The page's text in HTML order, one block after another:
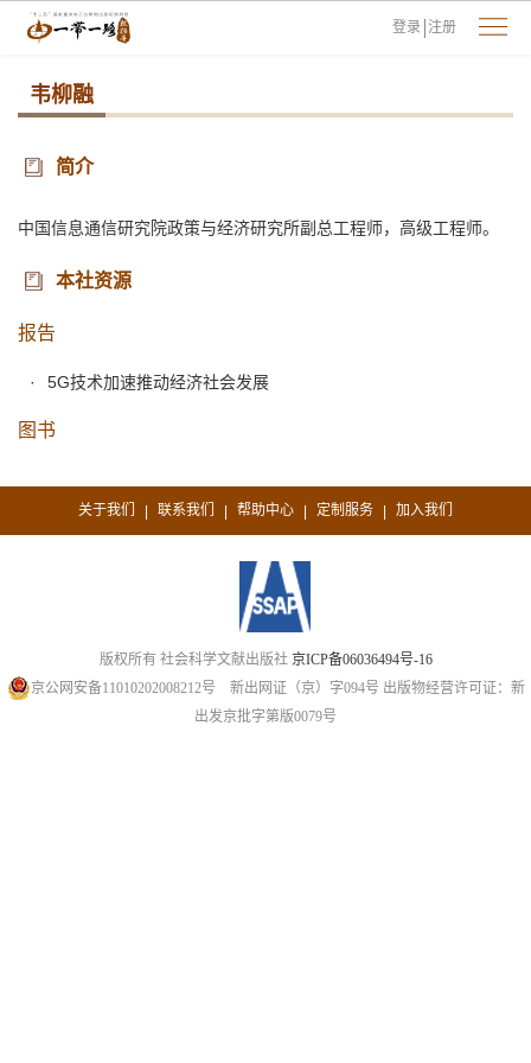
登录 注册
韦柳融
简介
中国信息通信研究院政策与经济研究所副总工程师，高级工程师。
本社资源
报告
5G技术加速推动经济社会发展
图书
关于我们 | 联系我们 | 帮助中心 | 定制服务 | 加入我们
版权所有 社会科学文献出版社 京ICP备06036494号-16
京公网安备11010202008212号 新出网证（京）字094号 出版物经营许可证：新
出发京批字第版0079号